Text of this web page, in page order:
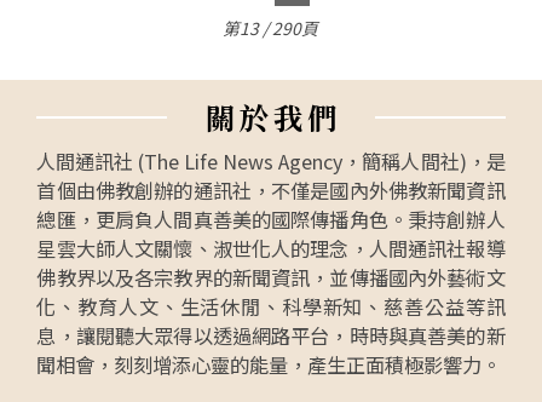
第13 / 290頁
關於我們
人間通訊社 (The Life News Agency，簡稱人間社)，是
首個由佛教創辦的通訊社，不僅是國內外佛教新聞資訊
總匯，更肩負人間真善美的國際傳播角色。秉持創辦人
星雲大師人文關懷、淑世化人的理念，人間通訊社報導
佛教界以及各宗教界的新聞資訊，並傳播國內外藝術文
化、教育人文、生活休閒、科學新知、慈善公益等訊
息，讓閱聽大眾得以透過網路平台，時時與真善美的新
聞相會，刻刻增添心靈的能量，產生正面積極影響力。